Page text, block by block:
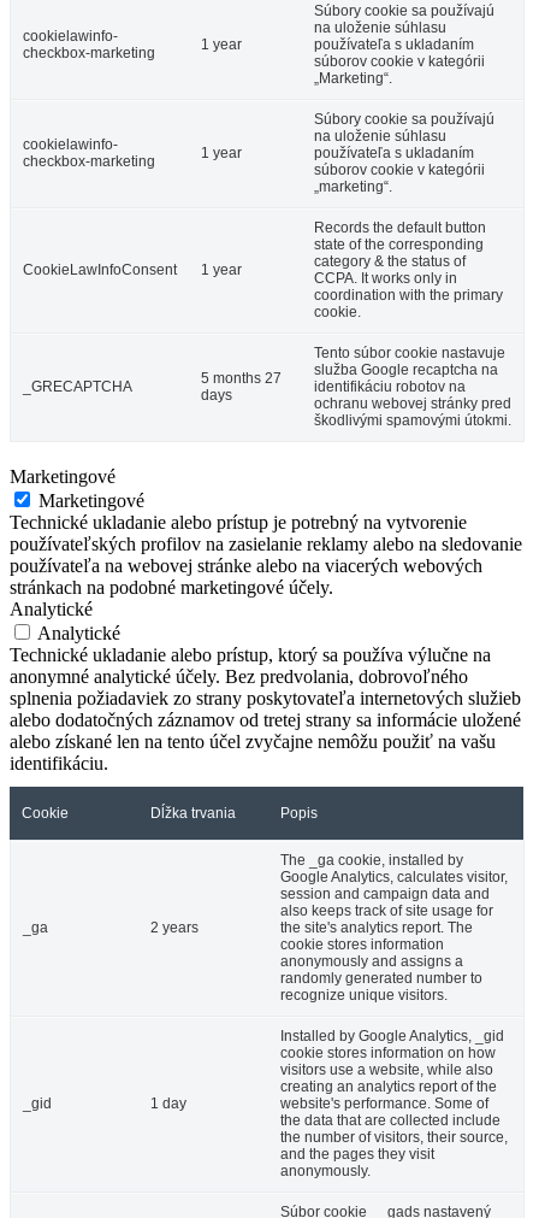
cookielawinfo-
checkbox-marketing
1 year
Súbory cookie sa používajú
na uloženie súhlasu
používateľa s ukladaním
súborov cookie v kategórii
„Marketing“.
cookielawinfo-
checkbox-marketing
1 year
Súbory cookie sa používajú
na uloženie súhlasu
používateľa s ukladaním
súborov cookie v kategórii
„marketing“.
CookieLawInfoConsent 1 year
Records the default button
state of the corresponding
category & the status of
CCPA. It works only in
coordination with the primary
cookie.
_GRECAPTCHA
5 months 27
days
Tento súbor cookie nastavuje
služba Google recaptcha na
identifikáciu robotov na
ochranu webovej stránky pred
škodlivými spamovými útokmi.
Marketingové
Marketingové
Technické ukladanie alebo prístup je potrebný na vytvorenie
používateľských profilov na zasielanie reklamy alebo na sledovanie
používateľa na webovej stránke alebo na viacerých webových
stránkach na podobné marketingové účely.
Analytické
Analytické
Technické ukladanie alebo prístup, ktorý sa používa výlučne na
anonymné analytické účely. Bez predvolania, dobrovoľného
splnenia požiadaviek zo strany poskytovateľa internetových služieb
alebo dodatočných záznamov od tretej strany sa informácie uložené
alebo získané len na tento účel zvyčajne nemôžu použiť na vašu
identifikáciu.
Cookie Dĺžka trvania Popis
_ga 2 years
The _ga cookie, installed by
Google Analytics, calculates visitor,
session and campaign data and
also keeps track of site usage for
the site's analytics report. The
cookie stores information
anonymously and assigns a
randomly generated number to
recognize unique visitors.
_gid 1 day
Installed by Google Analytics, _gid
cookie stores information on how
visitors use a website, while also
creating an analytics report of the
website's performance. Some of
the data that are collected include
the number of visitors, their source,
and the pages they visit
anonymously.
Súbor cookie __gads nastavený